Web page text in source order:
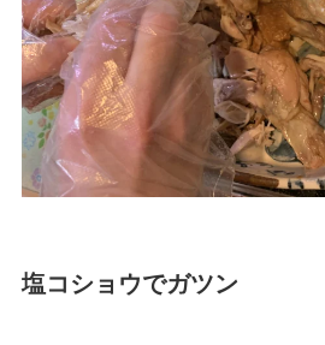
塩コショウでガツン